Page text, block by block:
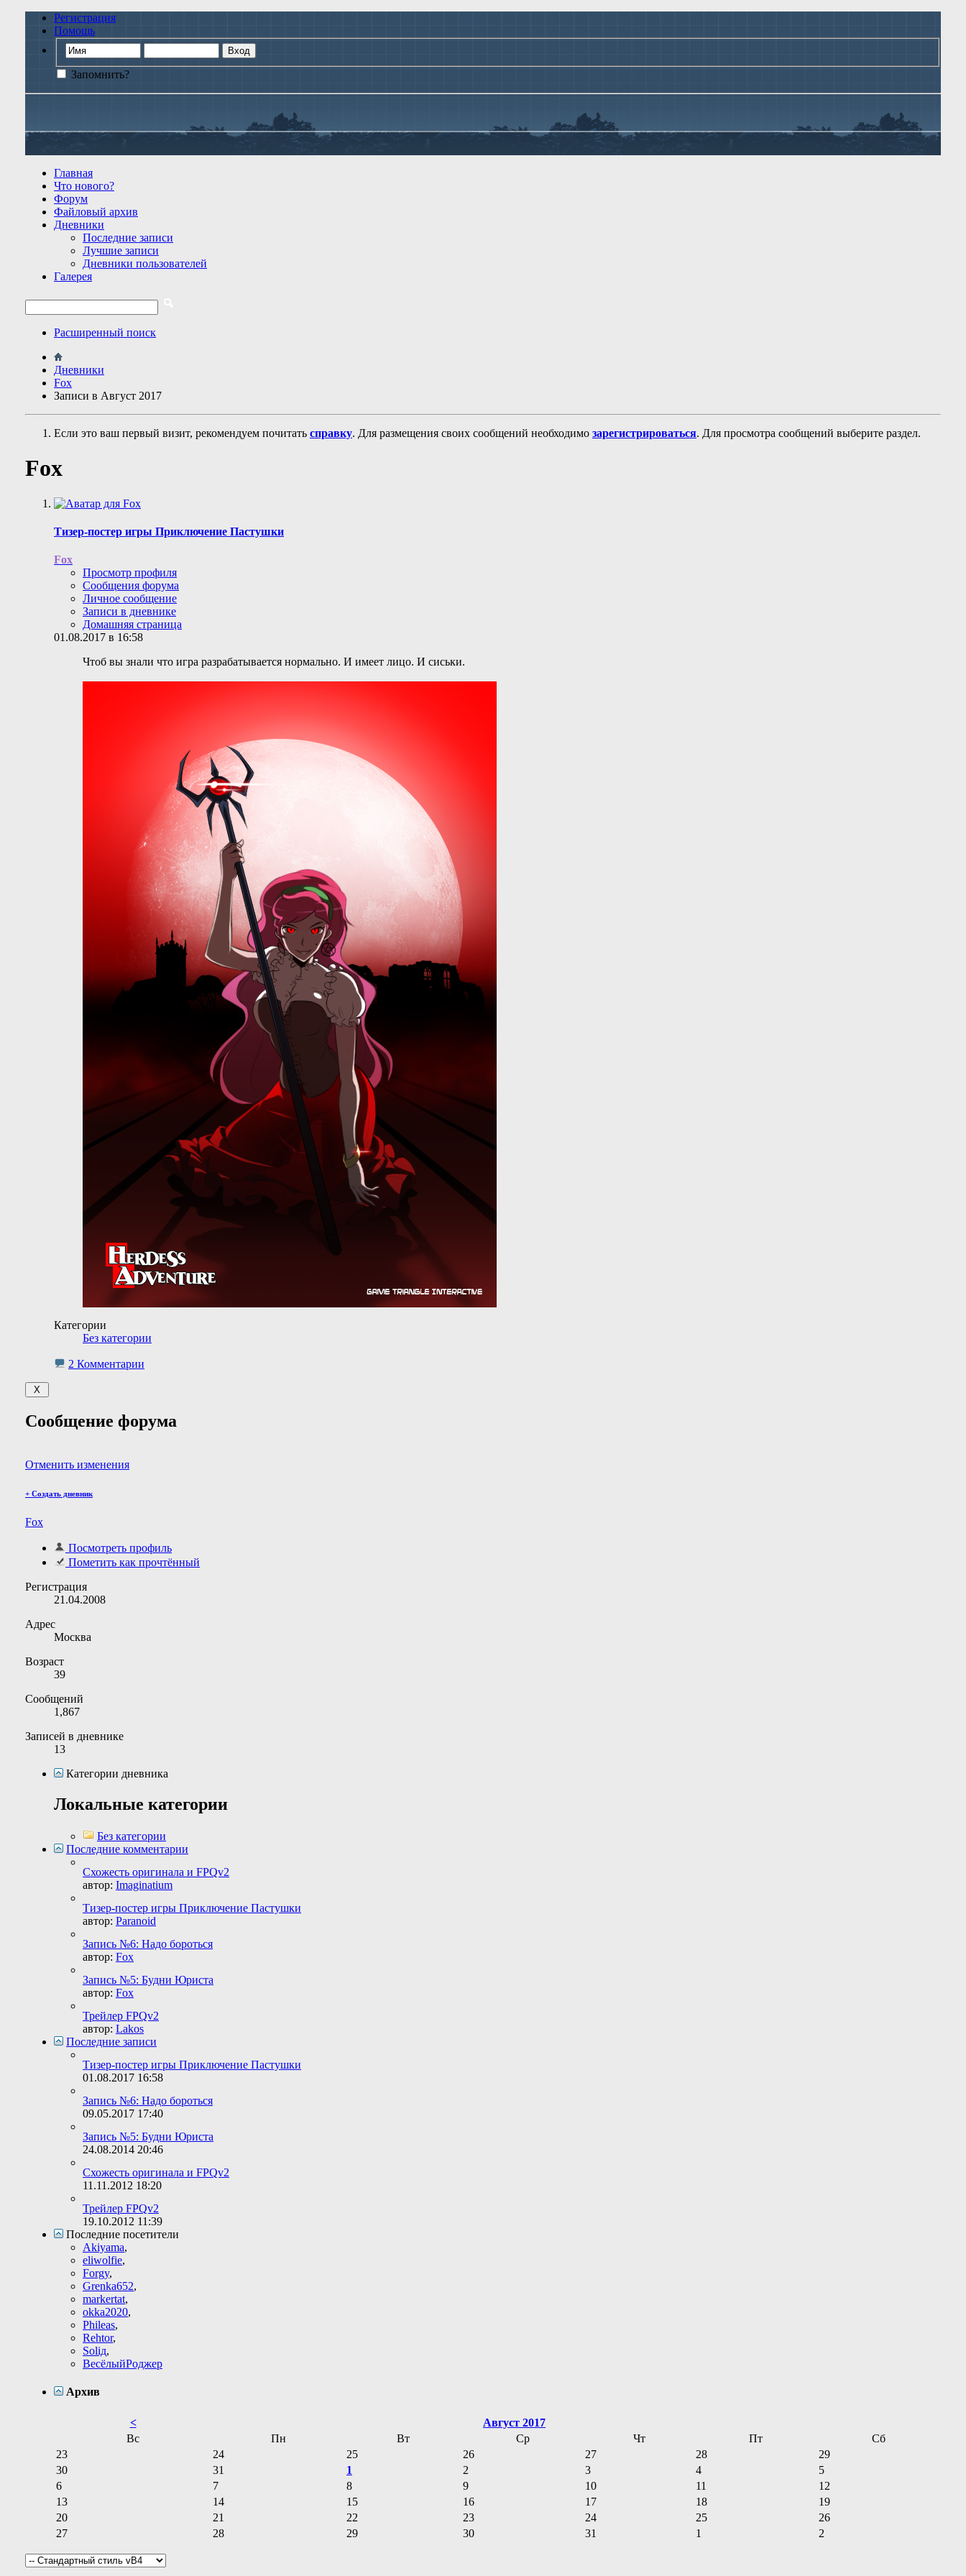
Регистрация
Помощь
Запомнить?
Главная
Что нового?
Форум
Файловый архив
Дневники
Последние записи
Лучшие записи
Дневники пользователей
Галерея
Расширенный поиск
Дневники
Fox
Записи в Август 2017
Если это ваш первый визит, рекомендуем почитать справку. Для размещения своих сообщений необходимо зарегистрироваться. Для просмотра сообщений выберите раздел.
Fox
Тизер-постер игры Приключение Пастушки
Fox
Просмотр профиля
Сообщения форума
Личное сообщение
Записи в дневнике
Домашняя страница
01.08.2017 в 16:58
Чтоб вы знали что игра разрабатывается нормально. И имеет лицо. И сиськи.
Категории
Без категории
2 Комментарии
Сообщение форума
Отменить изменения
+ Создать дневник
Fox
Посмотреть профиль
Пометить как прочтённый
Регистрация
21.04.2008
Адрес
Москва
Возраст
39
Сообщений
1,867
Записей в дневнике
13
Категории дневника
Локальные категории
Без категории
Последние комментарии
Схожесть оригинала и FPQv2
автор: Imaginatium
Тизер-постер игры Приключение Пастушки
автор: Paranoid
Запись №6: Надо бороться
автор: Fox
Запись №5: Будни Юриста
автор: Fox
Трейлер FPQv2
автор: Lakos
Последние записи
Тизер-постер игры Приключение Пастушки
01.08.2017 16:58
Запись №6: Надо бороться
09.05.2017 17:40
Запись №5: Будни Юриста
24.08.2014 20:46
Схожесть оригинала и FPQv2
11.11.2012 18:20
Трейлер FPQv2
19.10.2012 11:39
Последние посетители
Akiyama,
eliwolfie,
Forgy,
Grenka652,
markertat,
okka2020,
Phileas,
Rehtor,
Soliд,
ВесёлыйРоджер
Архив
<
Август 2017
Вс
Пн Вт Ср Чт Пт
Сб
23
24 25 26 27 28
29
30
31 1 2 3 4
5
6
7 8 9 10 11
12
13
14 15 16 17 18
19
20
21 22 23 24 25
26
27
28 29 30 31 1 2